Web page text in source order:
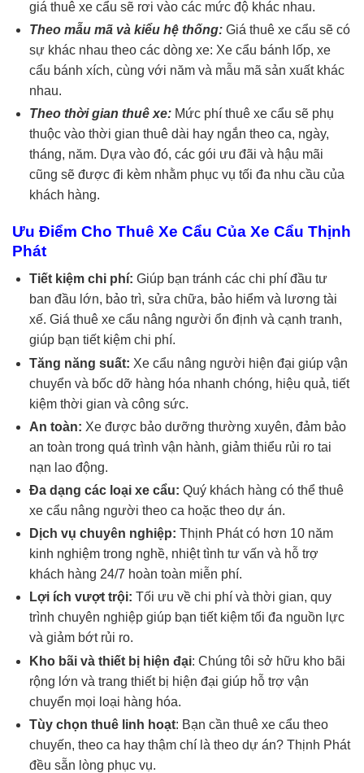
giá thuê xe cẩu sẽ rơi vào các mức độ khác nhau.
Theo mẫu mã và kiểu hệ thống:Giá thuê xe cẩu sẽ có
sự khác nhau theo các dòng xe: Xe cẩu bánh lốp, xe
cẩu bánh xích, cùng với năm và mẫu mã sản xuất khác
nhau.
Theo thời gian thuê xe:Mức phí thuê xe cẩu sẽ phụ
thuộc vào thời gian thuê dài hay ngắn theo ca, ngày,
tháng, năm. Dựa vào đó, các gói ưu đãi và hậu mãi
cũng sẽ được đi kèm nhằm phục vụ tối đa nhu cầu của
khách hàng.
Ưu Điểm Cho Thuê Xe Cẩu Của Xe Cẩu Thịnh
Phát
Tiết kiệm chi phí: Giúp bạn tránh các chi phí đầu tư
ban đầu lớn, bảo trì, sửa chữa, bảo hiểm và lương tài
xế. Giá thuê xe cẩu nâng người ổn định và cạnh tranh,
giúp bạn tiết kiệm chi phí.
Tăng năng suất: Xe cẩu nâng người hiện đại giúp vận
chuyển và bốc dỡ hàng hóa nhanh chóng, hiệu quả, tiết
kiệm thời gian và công sức.
An toàn: Xe được bảo dưỡng thường xuyên, đảm bảo
an toàn trong quá trình vận hành, giảm thiểu rủi ro tai
nạn lao động.
Đa dạng các loại xe cẩu: Quý khách hàng có thể thuê
xe cẩu nâng người theo ca hoặc theo dự án.
Dịch vụ chuyên nghiệp: Thịnh Phát có hơn 10 năm
kinh nghiệm trong nghề, nhiệt tình tư vấn và hỗ trợ
khách hàng 24/7 hoàn toàn miễn phí.
Lợi ích vượt trội: Tối ưu về chi phí và thời gian, quy
trình chuyên nghiệp giúp bạn tiết kiệm tối đa nguồn lực
và giảm bớt rủi ro.
Kho bãi và thiết bị hiện đại: Chúng tôi sở hữu kho bãi
rộng lớn và trang thiết bị hiện đại giúp hỗ trợ vận
chuyển mọi loại hàng hóa.
Tùy chọn thuê linh hoạt: Bạn cần thuê xe cẩu theo
chuyến, theo ca hay thậm chí là theo dự án? Thịnh Phát
đều sẵn lòng phục vụ.